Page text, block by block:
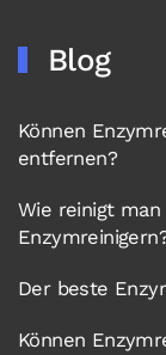
Blog
Können
entfernen?
Wie reinigt
Der beste
Können